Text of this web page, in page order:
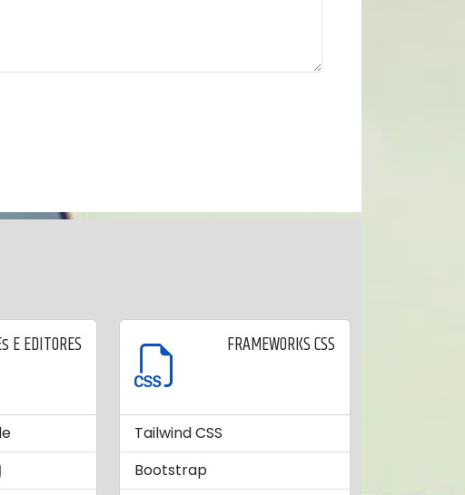
E EDITORES FRAMEWORKS CSS
Tailwind CSS
Bootstrap